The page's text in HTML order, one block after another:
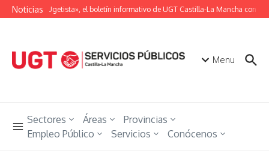
Saltar al contenido
Noticias
«Unión Ugetista», el boletín informativo de UGT Castilla-La Mancha con
Menu
Sectores Áreas
Provincias
Empleo Público
Servicios Conócenos